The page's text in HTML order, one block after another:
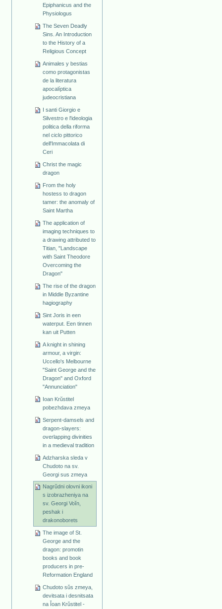
Epiphanicus and the
Physiologus
The Seven Deadly
Sins. An Introduction
to the History of a
Religious Concept
Animales y bestias
como protagonistas
de la literatura
apocalíptica
judeocristiana
I santi Giorgio e
Silvestro e l'ideologia
politica della riforma
nel ciclo pittorico
dell'Immacolata di
Ceri
Christ the magic
dragon
From the holy
hostess to dragon
tamer: the anomaly of
Saint Martha
The application of
imaging techniques to
a drawing attributed to
Titian, "Landscape
with Saint Theodore
Overcoming the
Dragon"
The rise of the dragon
in Middle Byzantine
hagiography
Sint Joris in een
waterput. Een tinnen
kan uit Putten
A knight in shining
armour, a virgin:
Uccello's Melbourne
"Saint George and the
Dragon" and Oxford
"Annunciation"
Ioan Krŭstitel
pobezhdava zmeya
Serpent-damsels and
dragon-slayers:
overlapping divinities
in a medieval tradition
Adzharska sleda v
Chudoto na sv.
Georgi sus zmeya
Nagrŭdni olovni ikoni
s izobrazheniya na
sv. Georgi Voĭn,
peshak i
drakonoborets
The image of St.
George and the
dragon: promotin
books and book
producers in pre-
Reformation England
Chudoto sǔs zmeya,
devitsata i desnitsata
na Ǐoan Krǔstitel -